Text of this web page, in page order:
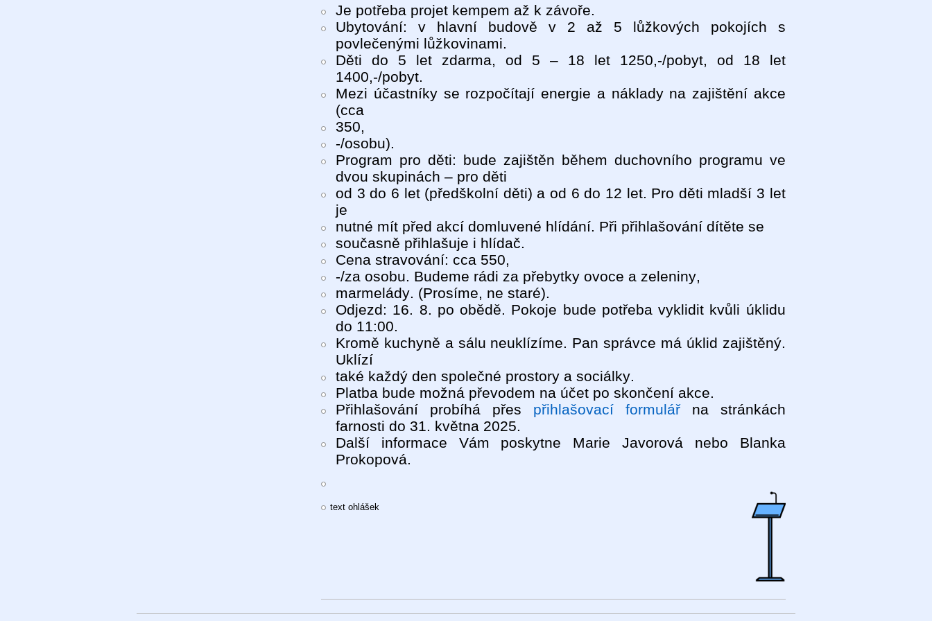
Je potřeba projet kempem až k závoře.
Ubytování: v hlavní budově v 2 až 5 lůžkových pokojích s
povlečenými lůžkovinami.
Děti do 5 let zdarma, od 5 – 18 let 1250,-/pobyt, od 18 let
1400,-/pobyt.
Mezi účastníky se rozpočítají energie a náklady na zajištění akce
(cca
350,
-/osobu).
Program pro děti: bude zajištěn během duchovního programu ve
dvou skupinách – pro děti
od 3 do 6 let (předškolní děti) a od 6 do 12 let. Pro děti mladší 3 let
je
nutné mít před akcí domluvené hlídání. Při přihlašování dítěte se
současně přihlašuje i hlídač.
Cena stravování: cca 550,
-/za osobu. Budeme rádi za přebytky ovoce a zeleniny,
marmelády. (Prosíme, ne staré).
Odjezd: 16. 8. po obědě. Pokoje bude potřeba vyklidit kvůli úklidu
do 11:00.
Kromě kuchyně a sálu neuklízíme. Pan správce má úklid zajištěný.
Uklízí
také každý den společné prostory a sociálky.
Platba bude možná převodem na účet po skončení akce.
Přihlašování probíhá přes přihlašovací formulářna stránkách
farnosti do 31. května 2025.
Další informace Vám poskytne Marie Javorová nebo Blanka
Prokopová.
text ohlášek